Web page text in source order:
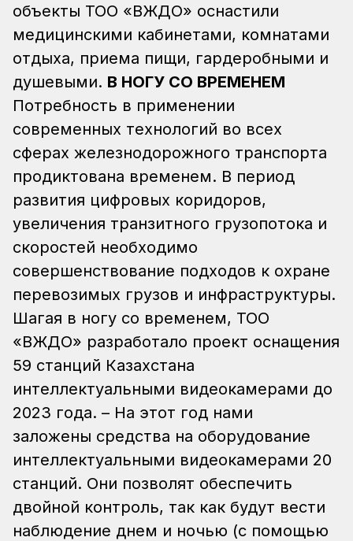
объекты ТОО «ВЖДО» оснастили
медицинскими кабинетами, комнатами
отдыха, приема пищи, гардеробными и
душевыми. В НОГУ СО ВРЕМЕНЕМ
Потребность в применении
современных технологий во всех
сферах железнодорожного транспорта
продиктована временем. В период
развития цифровых коридоров,
увеличения транзитного грузопотока и
скоростей необходимо
совершенствование подходов к охране
перевозимых грузов и инфраструктуры.
Шагая в ногу со временем, ТОО
«ВЖДО» разработало проект оснащения
59 станций Казахстана
интеллектуальными видеокамерами до
2023 года. – На этот год нами
заложены средства на оборудование
интеллектуальными видеокамерами 20
станций. Они позволят обеспечить
двойной контроль, так как будут вести
наблюдение днем и ночью (с помощью